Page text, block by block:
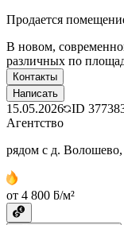
Продается
В новом,
различных по
Контакты
Написать
15.05.2026 ID
Агентство
рядом с д.
от 4 800 ƃ/м²